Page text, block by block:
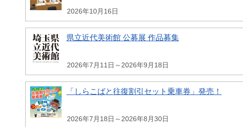
2026年10月16日
県立近代美術館 公募展 作品募集
2026年7月11日～2026年9月18日
「しらこばと往復割引セット乗車券」発売！
2026年7月18日～2026年8月30日